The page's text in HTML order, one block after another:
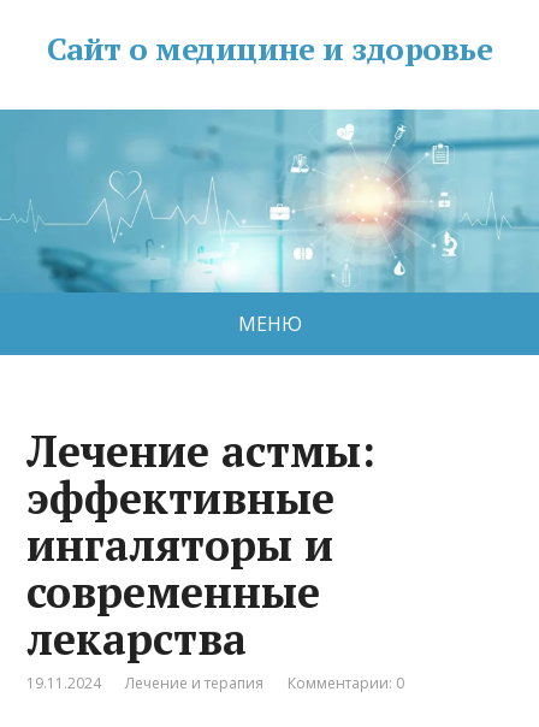
Сайт о медицине и здоровье
МЕНЮ
Лечение астмы:
эффективные
ингаляторы и
современные
лекарства
19.11.2024 Лечение и терапия Комментарии: 0